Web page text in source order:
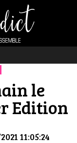
le
Edition
11:05:24